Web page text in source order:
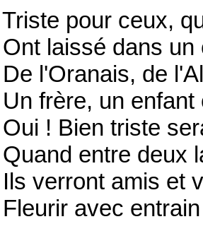
pour ceux,
laissé dans un
l'Oranais, de
un enfant
! Bien triste
entre deux
amis et
avec entrain